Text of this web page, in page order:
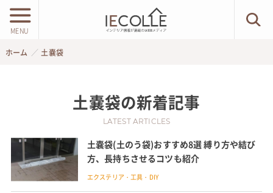
MENU
ホーム 土嚢袋
土嚢袋の新着記事
LATEST ARTICLES
土嚢袋(土のう袋)おすすめ8選 縛り方や結び
方、長持ちさせるコツも紹介
エクステリア・工具・DIY